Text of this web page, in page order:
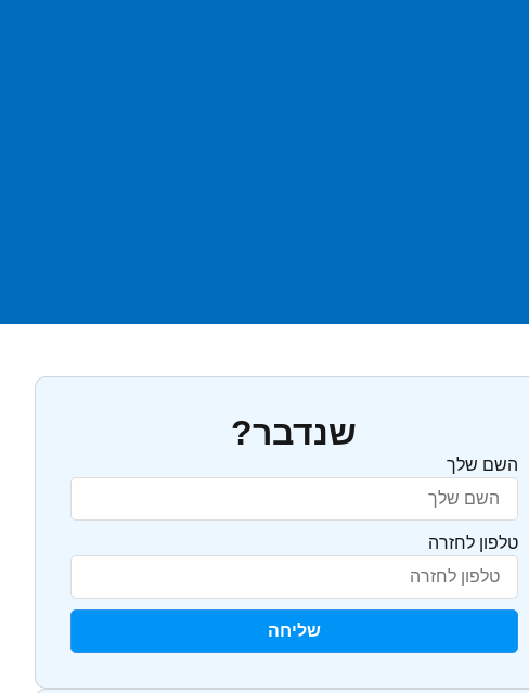
שנדבר?
השם שלך
טלפון לחזרה
שליחה